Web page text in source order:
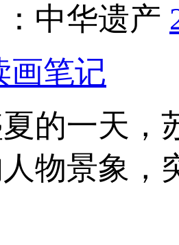
中华遗产
画笔记
夏的一天
人物景象